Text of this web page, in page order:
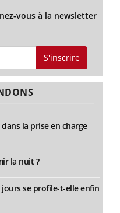
vous à la newsletter
S'inscrire
la prise en charge
la nuit ?
se profile-t-elle enfin